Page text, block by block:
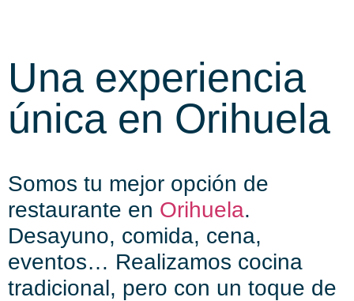
Una experiencia
única en Orihuela
Somos tu mejor opción de
restaurante en Orihuela.
Desayuno, comida, cena,
eventos… Realizamos cocina
tradicional, pero con un toque de